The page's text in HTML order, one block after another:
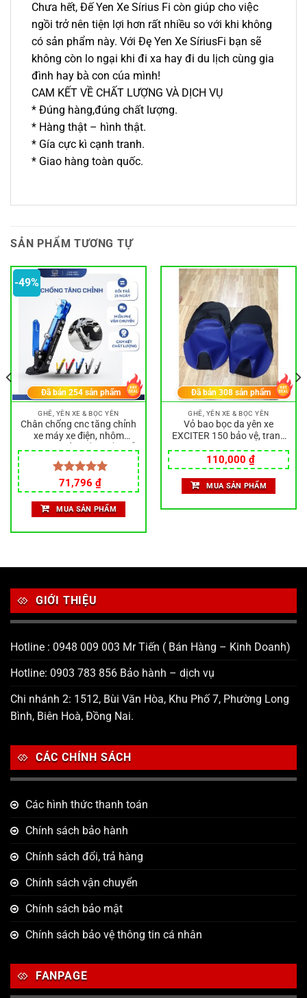
Chưa hết, Đế Yen Xe Sírius Fi còn giúp cho việc
ngồi trở nên tiện lợi hơn rất nhiều so với khi không
có sản phẩm này. Với Đę Yen Xe SíriusFi bạn sẽ
không còn lo ngại khi đi xa hay đi du lịch cùng gia
đình hay bà con cúa mình!
CAM KẾT VỀ CHẤT LƯỢNG VÀ DỊCH VỤ
* Đúng hàng,đúng chất lượng.
* Hàng thật – hình thật.
* Gía cực kì cạnh tranh.
* Giao hàng toàn quốc.
SẢN PHẨM TƯƠNG TỰ
-49%
GHẾ, YÊN XE & BỌC YÊN
Chân chống cnc tăng chỉnh
xe máy xe điện, nhôm
lắp
Được xếp
hạng5.00
5 sao
Giá
gốc
là:
140,000 ₫.
71,796 ₫Giá
hiện
tại
là:
71,796 ₫.
Đã bán254 sản phẩm
MUA SẢN PHẨM
GHẾ, YÊN XE & BỌC YÊN
Vỏ bao bọc da yên xe
EXCITER 150 bảo vệ, trang
110,000 ₫
Đã bán308 sản phẩm
MUA SẢN PHẨM
GIỚI THIỆU
Hotline : 0948 009 003 Mr Tiến ( Bán Hàng – Kinh Doanh)
Hotline: 0903 783 856 Bảo hành – dịch vụ
Chi nhánh 2: 1512, Bùi Văn Hòa, Khu Phố 7, Phường Long
Bình, Biên Hoà, Đồng Nai.
CÁC CHÍNH SÁCH
Các hình thức thanh toán
Chính sách bảo hành
Chính sách đổi, trả hàng
Chính sách vận chuyển
Chính sách bảo mật
Chính sách bảo vệ thông tin cá nhân
FANPAGE